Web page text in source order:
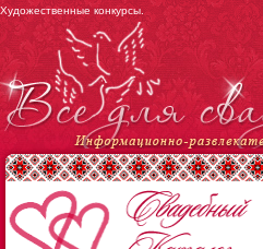
Художественные конкурсы.